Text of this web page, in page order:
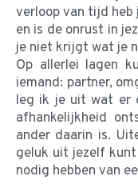
verloop van tijd heb
en is de onrust in
je niet krijgt wat je
Op allerlei lagen
iemand: partner,
leg ik je uit wat er
afhankelijkheid
ander daarin is.
geluk uit jezelf
nodig hebben van